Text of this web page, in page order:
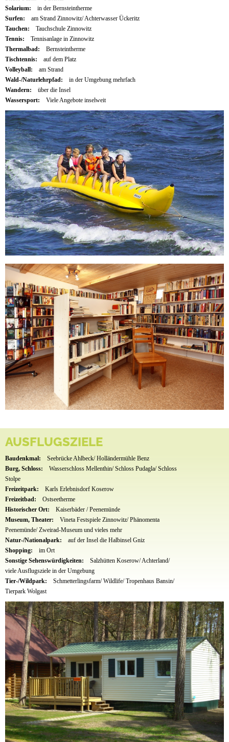
Solarium:
in der Bernsteintherme
Surfen:
am Strand Zinnowitz/ Achterwasser Ückeritz
Tauchen:
Tauchschule Zinnowitz
Tennis:
Tennisanlage in Zinnowitz
Thermalbad:
Bernsteintherme
Tischtennis:
auf dem Platz
Volleyball:
am Strand
Wald-/Naturlehrpfad:
in der Umgebung mehrfach
Wandern:
über die Insel
Wassersport:
Viele Angebote inselweit
AUSFLUGSZIELE
Baudenkmal:
Seebrücke Ahlbeck/ Holländermühle Benz
Burg, Schloss:
Wasserschloss Mellenthin/ Schloss Pudagla/ Schloss
Stolpe
Freizeitpark:
Karls Erlebnisdorf Koserow
Freizeitbad:
Ostseetherme
Historischer Ort:
Kaiserbäder / Peenemünde
Museum, Theater:
Vineta Festspiele Zinnowitz/ Phänomenta
Peenemünde/ Zweirad-Museum und vieles mehr
Natur-/Nationalpark:
auf der Insel die Halbinsel Gniz
Shopping:
im Ort
Sonstige Sehenswürdigkeiten:
Salzhütten Koserow/ Achterland/
viele Ausflugsziele in der Umgebung
Tier-/Wildpark:
Schmetterlingsfarm/ Wildlife/ Tropenhaus Bansin/
Tierpark Wolgast